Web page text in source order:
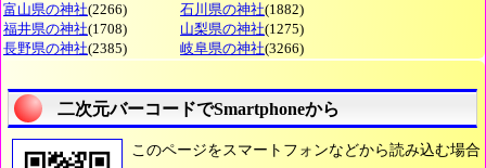
富山県の神社(2266) 石川県の神社(1882)
福井県の神社(1708) 山梨県の神社(1275)
長野県の神社(2385) 岐阜県の神社(3266)
二次元バーコードでSmartphoneから
このページをスマートフォンなどから読み込む場合